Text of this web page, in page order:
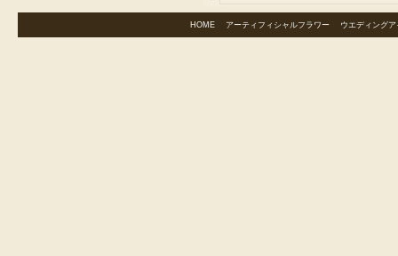
HOME｜ アーティフィシャルフラワー｜ ウエディングア